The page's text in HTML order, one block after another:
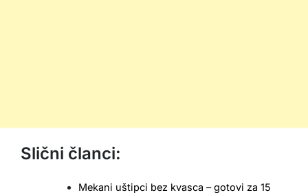
Slični članci:
Mekani uštipci bez kvasca – gotovi za 15